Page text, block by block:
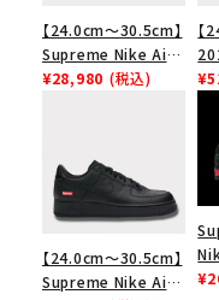
【24.0cm～30.5cm】
Supreme Nike Air
Force 1 Low シュプ
¥28,980 (税込)
【
ト
【24.0cm～30.5cm】
Supreme Nike Air